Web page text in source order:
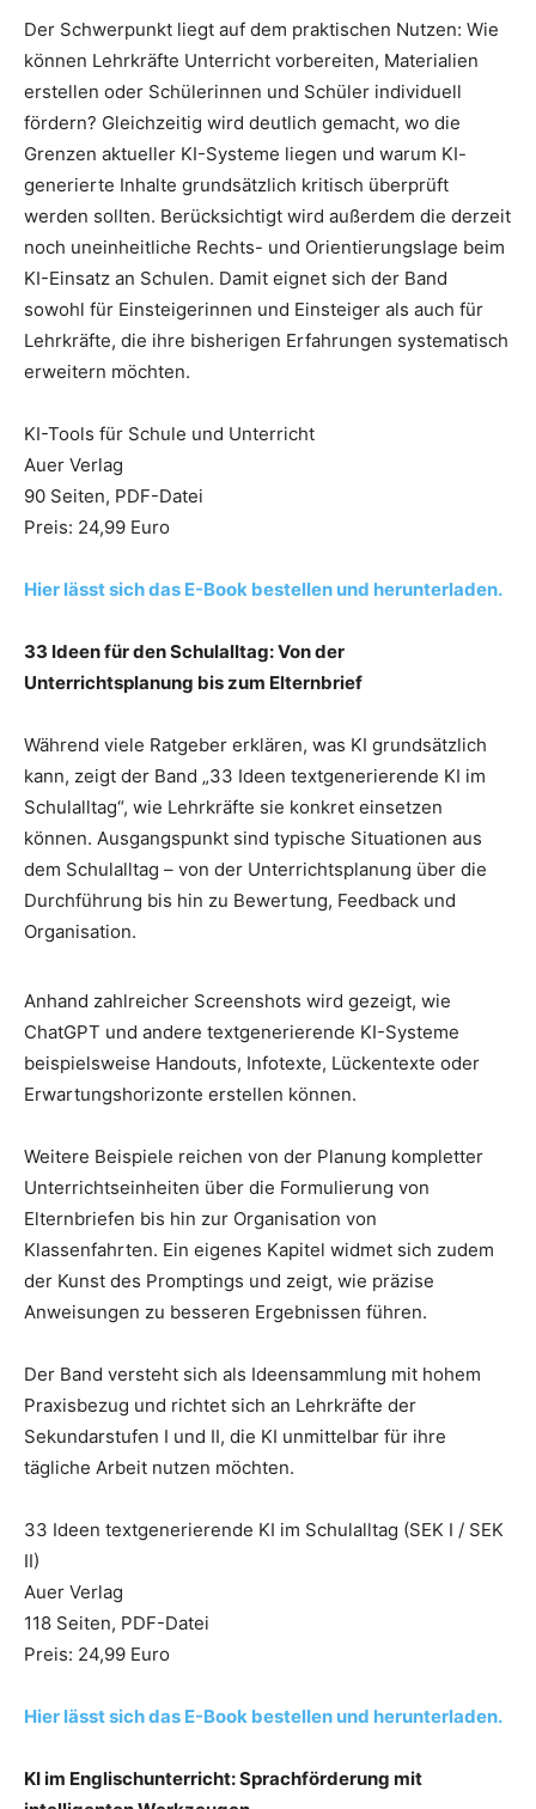
Der Schwerpunkt liegt auf dem praktischen Nutzen: Wie
können Lehrkräfte Unterricht vorbereiten, Materialien
erstellen oder Schülerinnen und Schüler individuell
fördern? Gleichzeitig wird deutlich gemacht, wo die
Grenzen aktueller KI-Systeme liegen und warum KI-
generierte Inhalte grundsätzlich kritisch überprüft
werden sollten. Berücksichtigt wird außerdem die derzeit
noch uneinheitliche Rechts- und Orientierungslage beim
KI-Einsatz an Schulen. Damit eignet sich der Band
sowohl für Einsteigerinnen und Einsteiger als auch für
Lehrkräfte, die ihre bisherigen Erfahrungen systematisch
erweitern möchten.
KI-Tools für Schule und Unterricht
Auer Verlag
90 Seiten, PDF-Datei
Preis: 24,99 Euro
Hier lässt sich das E-Book bestellen und herunterladen.
33 Ideen für den Schulalltag: Von der
Unterrichtsplanung bis zum Elternbrief
Während viele Ratgeber erklären, was KI grundsätzlich
kann, zeigt der Band „33 Ideen textgenerierende KI im
Schulalltag“, wie Lehrkräfte sie konkret einsetzen
können. Ausgangspunkt sind typische Situationen aus
dem Schulalltag – von der Unterrichtsplanung über die
Durchführung bis hin zu Bewertung, Feedback und
Organisation.
Anhand zahlreicher Screenshots wird gezeigt, wie
ChatGPT und andere textgenerierende KI-Systeme
beispielsweise Handouts, Infotexte, Lückentexte oder
Erwartungshorizonte erstellen können.
Weitere Beispiele reichen von der Planung kompletter
Unterrichtseinheiten über die Formulierung von
Elternbriefen bis hin zur Organisation von
Klassenfahrten. Ein eigenes Kapitel widmet sich zudem
der Kunst des Promptings und zeigt, wie präzise
Anweisungen zu besseren Ergebnissen führen.
Der Band versteht sich als Ideensammlung mit hohem
Praxisbezug und richtet sich an Lehrkräfte der
Sekundarstufen I und II, die KI unmittelbar für ihre
tägliche Arbeit nutzen möchten.
33 Ideen textgenerierende KI im Schulalltag (SEK I / SEK
II)
Auer Verlag
118 Seiten, PDF-Datei
Preis: 24,99 Euro
Hier lässt sich das E-Book bestellen und herunterladen.
KI im Englischunterricht: Sprachförderung mit